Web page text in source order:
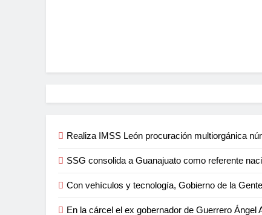
Realiza IMSS León procuración multiorgánica
SSG consolida a Guanajuato como referente
Con vehículos y tecnología, Gobierno de la
En la cárcel el ex gobernador de Guerrero